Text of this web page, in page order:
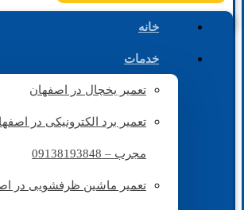
خانه
خدمات
تعمیر یخچال در اصفهان
تعمیر برد الکترونیکی در
مجرب – 09138193848
تعمیر ماشین ظرفشویی در